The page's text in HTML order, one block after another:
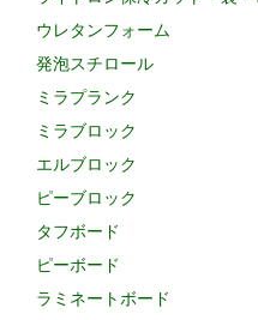
ウレタンフォーム
発泡スチロール
ミラプランク
ミラブロック
エルブロック
ピーブロック
タフボード
ピーボード
ラミネートボード